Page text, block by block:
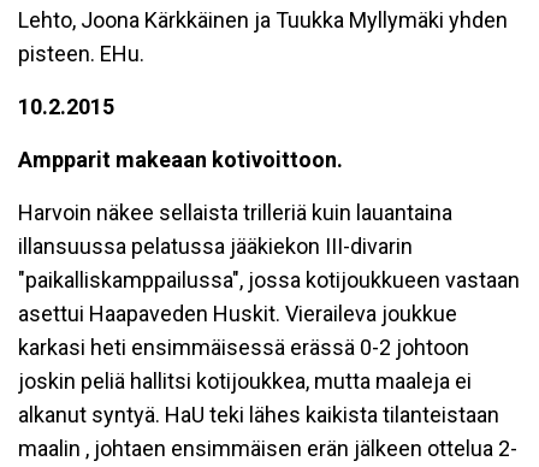
Lehto, Joona Kärkkäinen ja Tuukka Myllymäki yhden
pisteen. EHu.
10.2.2015
Ampparit makeaan kotivoittoon.
Harvoin näkee sellaista trilleriä kuin lauantaina
illansuussa pelatussa jääkiekon III-divarin
"paikalliskamppailussa", jossa kotijoukkueen vastaan
asettui Haapaveden Huskit. Vieraileva joukkue
karkasi heti ensimmäisessä erässä 0-2 johtoon
joskin peliä hallitsi kotijoukkea, mutta maaleja ei
alkanut syntyä. HaU teki lähes kaikista tilanteistaan
maalin , johtaen ensimmäisen erän jälkeen ottelua 2-